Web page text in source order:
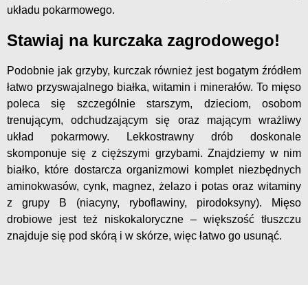
układu pokarmowego.
Stawiaj na kurczaka zagrodowego!
Podobnie jak grzyby, kurczak również jest bogatym źródłem
łatwo przyswajalnego białka, witamin i minerałów. To mięso
poleca się szczególnie starszym, dzieciom, osobom
trenującym, odchudzającym się oraz mającym wrażliwy
układ pokarmowy. Lekkostrawny drób doskonale
skomponuje się z cięższymi grzybami. Znajdziemy w nim
białko, które dostarcza organizmowi komplet niezbędnych
aminokwasów, cynk, magnez, żelazo i potas oraz witaminy
z grupy B (niacyny, ryboflawiny, pirodoksyny). Mięso
drobiowe jest też niskokaloryczne – większość tłuszczu
znajduje się pod skórą i w skórze, więc łatwo go usunąć.